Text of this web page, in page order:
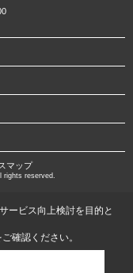
マップ
rights reserved.
ービス向上検討を目的と
ご確認ください。